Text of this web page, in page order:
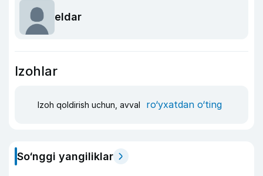
eldar
Izohlar
Izoh qoldirish uchun, avval ro‘yxatdan o‘ting
So‘nggi yangiliklar